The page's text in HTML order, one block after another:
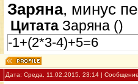
Заряна, минус
Цитата Заряна ()
-1+(2*3-4)+5=6
Дата: Среда, 11.02.2015, 23:14 |